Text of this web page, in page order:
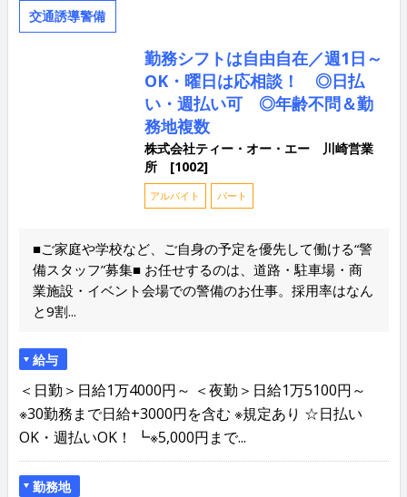
交通誘導警備
勤務シフトは自由自在／週1日～
OK・曜日は応相談！ ◎日払
い・週払い可 ◎年齢不問＆勤
務地複数
株式会社ティー・オー・エー 川崎営業
所 [1002]
アルバイト パート
■ご家庭や学校など、ご自身の予定を優先して働ける“警
備スタッフ”募集■ お任せするのは、道路・駐車場・商
業施設・イベント会場での警備のお仕事。採用率はなん
と9割...
給与
＜日勤＞日給1万4000円～ ＜夜勤＞日給1万5100円～
※30勤務まで日給+3000円を含む ※規定あり ☆日払い
OK・週払いOK！ ┗※5,000円まで...
勤務地